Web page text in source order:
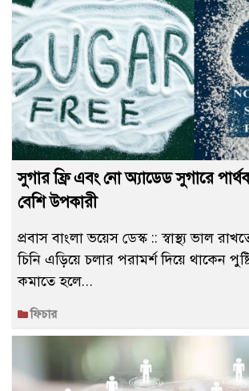
সুগার ফ্রি এবং নো অ্যাডেড সুগারে
বেশি উপকারী
প্রবাস বাংলা ভয়েস ডেস্ক :: স্বাস্থ্য ভাল
চিনি এড়িয়ে চলার পরামর্শ দিয়ে থাকেন
কমাতে হলে…
ফিচার